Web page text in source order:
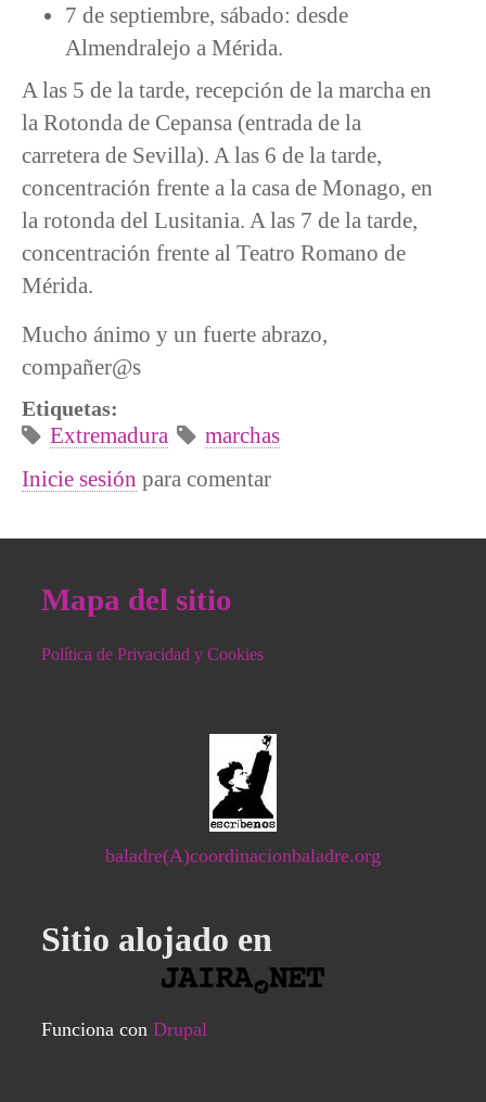
7 de septiembre, sábado: desde
Almendralejo a Mérida.
A las 5 de la tarde, recepción de la marcha en
la Rotonda de Cepansa (entrada de la
carretera de Sevilla). A las 6 de la tarde,
concentración frente a la casa de Monago, en
la rotonda del Lusitania. A las 7 de la tarde,
concentración frente al Teatro Romano de
Mérida.
Mucho ánimo y un fuerte abrazo,
compañer@s
Etiquetas:
Extremadura
marchas
Inicie sesión para comentar
Mapa del sitio
Política de Privacidad y Cookies
baladre(A)coordinacionbaladre.org
Sitio alojado en
Funciona con Drupal